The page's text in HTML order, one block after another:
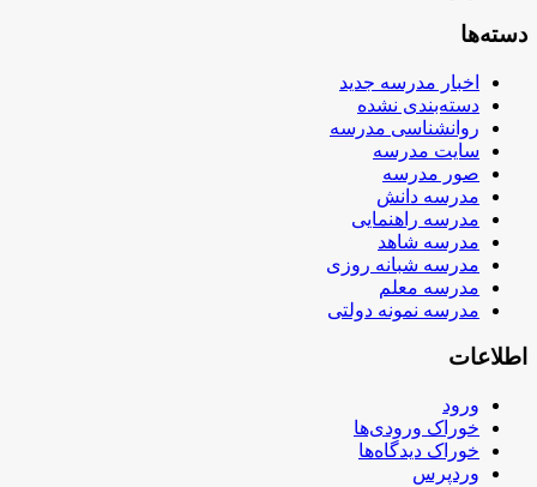
دسته‌ها
اخبار مدرسه جدید
دسته‌بندی نشده
روانشناسی مدرسه
سایت مدرسه
صور مدرسه
مدرسه دانش
مدرسه راهنمایی
مدرسه شاهد
مدرسه شبانه روزی
مدرسه معلم
مدرسه نمونه دولتی
اطلاعات
ورود
خوراک ورودی‌ها
خوراک دیدگاه‌ها
وردپرس